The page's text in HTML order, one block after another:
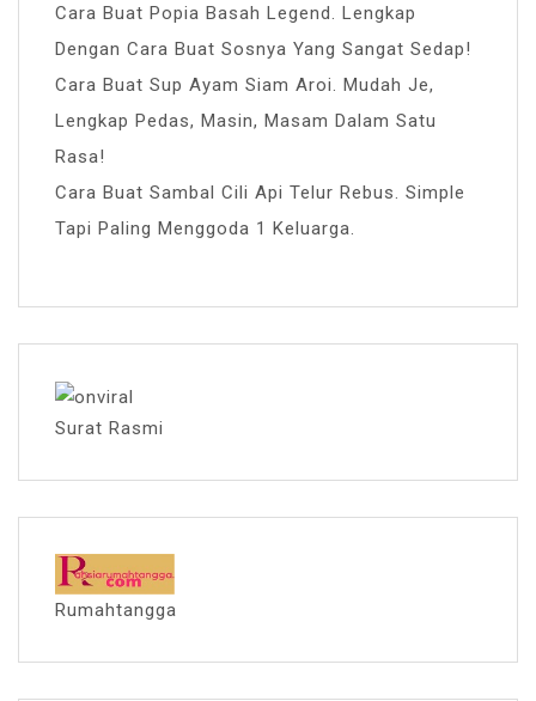
Cara Buat Popia Basah Legend. Lengkap
Dengan Cara Buat Sosnya Yang Sangat Sedap!
Cara Buat Sup Ayam Siam Aroi. Mudah Je,
Lengkap Pedas, Masin, Masam Dalam Satu
Rasa!
Cara Buat Sambal Cili Api Telur Rebus. Simple
Tapi Paling Menggoda 1 Keluarga.
Surat Rasmi
Rumahtangga